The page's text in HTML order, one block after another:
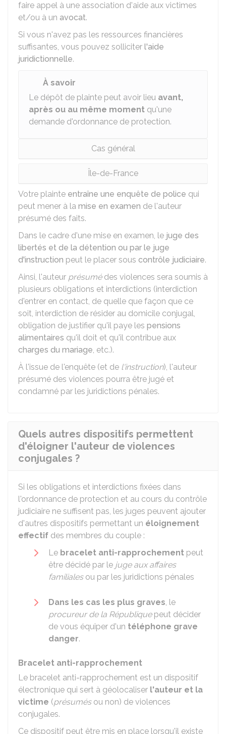
faire appel à une association d'aide aux victimes
et/ou à un avocat.
Si vous n'avez pas les ressources financières
suffisantes, vous pouvez solliciter l'aide
juridictionnelle.
À savoir
Le dépôt de plainte peut avoir lieu avant,
après ou au même moment qu'une
demande d'ordonnance de protection.
Cas général
Île-de-France
Votre plainte entraîne une enquête de police qui
peut mener à la mise en examen de l'auteur
présumé des faits.
Dans le cadre d'une mise en examen, le juge des
libertés et de la détention ou par le juge
d'instruction peut le placer sous contrôle judiciaire.
Ainsi, l'auteur présumédes violences sera soumis à
plusieurs obligations et interdictions (interdiction
d'entrer en contact, de quelle que façon que ce
soit, interdiction de résider au domicile conjugal,
obligation de justifier qu'il paye les pensions
alimentaires qu'il doit et qu'il contribue aux
charges du mariage, etc.).
À l'issue de l'enquête (et de l'instruction), l'auteur
présumé des violences pourra être jugé et
condamné par les juridictions pénales.
Quels autres dispositifs permettent
d'éloigner l'auteur de violences
conjugales ?
Si les obligations et interdictions fixées dans
l'ordonnance de protection et au cours du contrôle
judiciaire ne suffisent pas, les juges peuvent ajouter
d'autres dispositifs permettant un éloignement
effectif des membres du couple :
Le bracelet anti-rapprochement peut
être décidé par le juge aux affaires
familialesou par les juridictions pénales
Dans les cas les plus graves, le
procureur de la Républiquepeut décider
de vous équiper d'un téléphone grave
danger.
Bracelet anti-rapprochement
Le bracelet anti-rapprochement est un dispositif
électronique qui sert à géolocaliser l'auteur et la
victime (présumésou non) de violences
conjugales.
Ce dispositif peut être mis en place lorsqu'il existe